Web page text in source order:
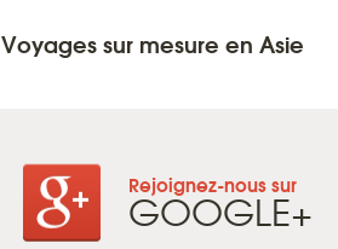
Voyages sur mesure en Asie
Rejoignez-nous sur
GOOGLE+